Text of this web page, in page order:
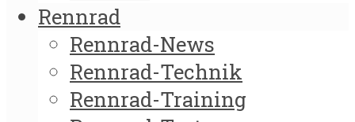
Rennrad
Rennrad-News
Rennrad-Technik
Rennrad-Training